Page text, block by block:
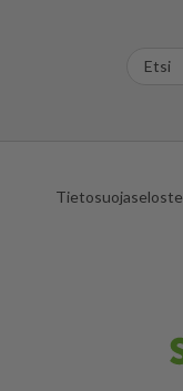
Tietosuojaseloste